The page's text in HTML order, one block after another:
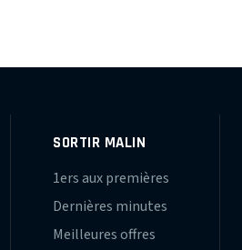
SORTIR MALIN
1ers aux premières
Dernières minutes
Meilleures offres